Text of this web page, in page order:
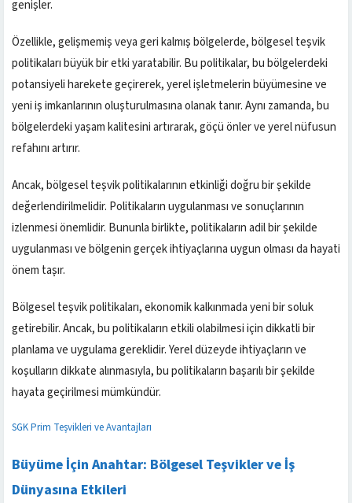
genişler.
Özellikle, gelişmemiş veya geri kalmış bölgelerde, bölgesel teşvik
politikaları büyük bir etki yaratabilir. Bu politikalar, bu bölgelerdeki
potansiyeli harekete geçirerek, yerel işletmelerin büyümesine ve
yeni iş imkanlarının oluşturulmasına olanak tanır. Aynı zamanda, bu
bölgelerdeki yaşam kalitesini artırarak, göçü önler ve yerel nüfusun
refahını artırır.
Ancak, bölgesel teşvik politikalarının etkinliği doğru bir şekilde
değerlendirilmelidir. Politikaların uygulanması ve sonuçlarının
izlenmesi önemlidir. Bununla birlikte, politikaların adil bir şekilde
uygulanması ve bölgenin gerçek ihtiyaçlarına uygun olması da hayati
önem taşır.
Bölgesel teşvik politikaları, ekonomik kalkınmada yeni bir soluk
getirebilir. Ancak, bu politikaların etkili olabilmesi için dikkatli bir
planlama ve uygulama gereklidir. Yerel düzeyde ihtiyaçların ve
koşulların dikkate alınmasıyla, bu politikaların başarılı bir şekilde
hayata geçirilmesi mümkündür.
SGK Prim Teşvikleri ve Avantajları
Büyüme İçin Anahtar: Bölgesel Teşvikler ve İş
Dünyasına Etkileri